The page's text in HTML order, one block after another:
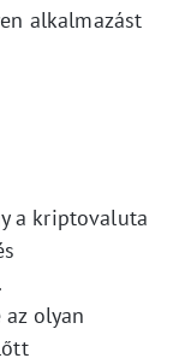
alkalmazást
a kriptovaluta
az olyan